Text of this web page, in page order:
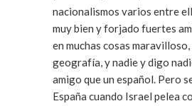
nacionalismos varios entre
muy bien y forjado fuertes
en muchas cosas
geografía, y nadie y digo
amigo que un español. Pero
España cuando Israel pelea